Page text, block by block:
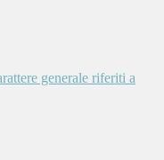
generale riferiti a